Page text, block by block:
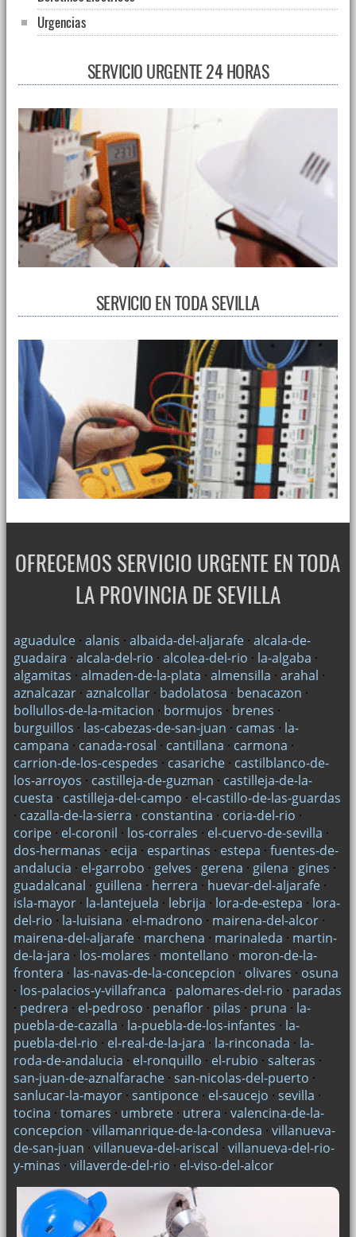
Urgencias
SERVICIO URGENTE 24 HORAS
SERVICIO EN TODA SEVILLA
OFRECEMOS SERVICIO URGENTE EN TODA
LA PROVINCIA DE SEVILLA
aguadulce· alanis · albaida-del-aljarafe· alcala-de-
guadaira · alcala-del-rio · alcolea-del-rio · la-algaba ·
algamitas · almaden-de-la-plata · almensilla · arahal ·
aznalcazar· aznalcollar· badolatosa · benacazon ·
bollullos-de-la-mitacion · bormujos · brenes ·
burguillos · las-cabezas-de-san-juan · camas · la-
campana · canada-rosal · cantillana · carmona ·
carrion-de-los-cespedes · casariche· castilblanco-de-
los-arroyos · castilleja-de-guzman · castilleja-de-la-
cuesta · castilleja-del-campo · el-castillo-de-las-guardas
· cazalla-de-la-sierra · constantina · coria-del-rio ·
coripe· el-coronil · los-corrales · el-cuervo-de-sevilla ·
dos-hermanas · ecija · espartinas · estepa · fuentes-de-
andalucia · el-garrobo · gelves · gerena · gilena · gines ·
guadalcanal · guillena · herrera · huevar-del-aljarafe·
isla-mayor· la-lantejuela · lebrija · lora-de-estepa · lora-
del-rio · la-luisiana · el-madrono · mairena-del-alcor·
mairena-del-aljarafe· marchena · marinaleda · martin-
de-la-jara · los-molares · montellano · moron-de-la-
frontera · las-navas-de-la-concepcion · olivares · osuna
· los-palacios-y-villafranca · palomares-del-rio · paradas
· pedrera · el-pedroso · penaflor· pilas · pruna · la-
puebla-de-cazalla · la-puebla-de-los-infantes · la-
puebla-del-rio · el-real-de-la-jara · la-rinconada · la-
roda-de-andalucia · el-ronquillo · el-rubio · salteras ·
san-juan-de-aznalfarache· san-nicolas-del-puerto ·
sanlucar-la-mayor· santiponce· el-saucejo · sevilla ·
tocina · tomares · umbrete· utrera · valencina-de-la-
concepcion · villamanrique-de-la-condesa · villanueva-
de-san-juan · villanueva-del-ariscal · villanueva-del-rio-
y-minas · villaverde-del-rio · el-viso-del-alcor